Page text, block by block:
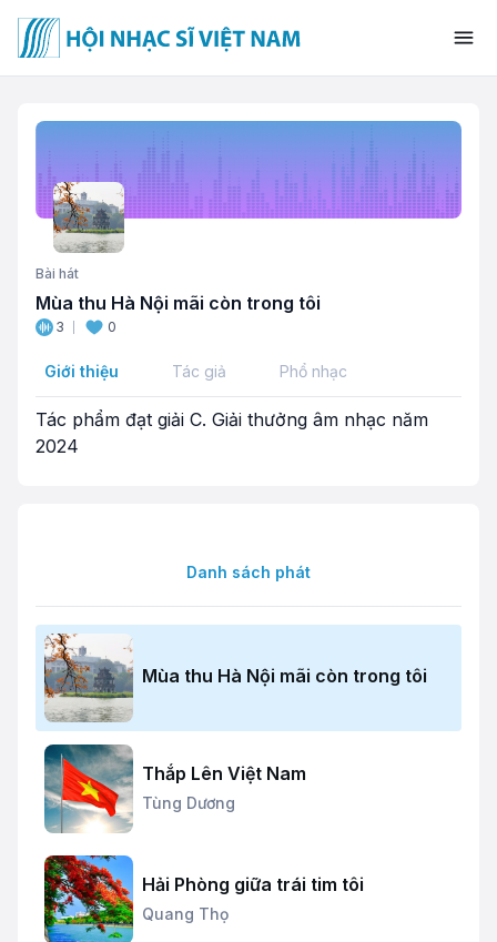
Bài hát
Mùa thu Hà Nội mãi còn trong tôi
3 0
Giới thiệu Tác giả Phổ nhạc
Tác phẩm đạt giải C. Giải thưởng âm nhạc năm
2024
Danh sách phát
Mùa thu Hà Nội mãi còn trong tôi
Thắp Lên Việt Nam
Tùng Dương
Hải Phòng giữa trái tim tôi
Quang Thọ